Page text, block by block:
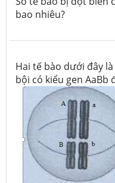
bao nhiêu?
Hai tế bào dưới đây
bội có kiểu gen AaBb